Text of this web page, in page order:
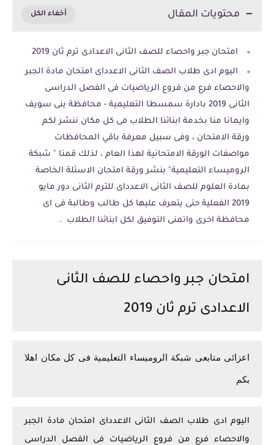
محتويات المقال
امتحان جبر واحصاء للصف الثانى الاعدادى ترم ثان 2019
اليوم ادى طلاب الصف الثانى الاعدداى امتحان مادة الجبر
والاحصاء فرع من فروع الرياضيات فى الفصل الدراسى
الثانى 2019 بادارة سمسطا التعليمية - محافظة بنى سويف
وايمانا منا بخدمة ابنائنا الطلاب فى كل مكان ننشر لكم
ورقة الامتحان ، وفى سبيل معرفة باقي المحافظات
مواصفات الورقة الامتحانية لهذا العام ، لذلك قمنا " شبكة
الروميساء التعليمية" بنشر ورقة امتحان الاسئلة الخاصة
بمادة العلوم للصف الثانى الاعدداى للترم الثانى دور مايو
2019 الفعلية حتى يتعرف عليها كل طالب وطالبة فى اى
محافظة اخرى واتمنى التوفيق لكل ابنائنا الطلاب .
امتحان جبر واحصاء للصف الثانى
الاعدادى ترم ثان 2019
اعزائى متابعى شبكة الروميساء التعليمية فى كل مكان اهلا
بكم
اليوم ادى طلاب الصف الثانى الاعدداى امتحان مادة الجبر
والاحصاء فرع من فروع الرياضيات فى الفصل الدراسى